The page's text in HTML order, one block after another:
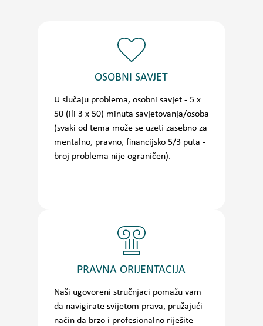
OSOBNI SAVJET
U slučaju problema, osobni savjet - 5 x
50 (ili 3 x 50) minuta savjetovanja/osoba
(svaki od tema može se uzeti zasebno za
mentalno, pravno, financijsko 5/3 puta -
broj problema nije ograničen).
PRAVNA ORIJENTACIJA
Naši ugovoreni stručnjaci pomažu vam
da navigirate svijetom prava, pružajući
način da brzo i profesionalno riješite